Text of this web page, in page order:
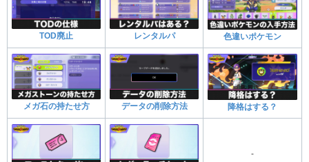
TOD廃止 レンタルパ 色違いポケモン
メガ石の持たせ方 データの削除方法 降格はする？
-